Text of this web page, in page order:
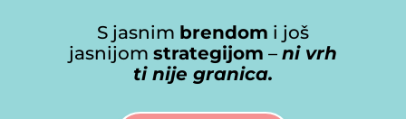
S jasnim brendom i još
jasnijom strategijom – ni vrh
ti nije granica.